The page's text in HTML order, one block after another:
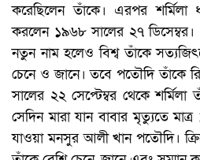
করেছিলেন তাঁকে। এরপর শর্মিলা
করলেন ১৯৬৮ সালের ২৭
নতুন নাম হলেও বিশ্ব তাঁকে
চেনে ও জানে। তবে পতৌদি তাঁকে
সালের ২২ সেপ্টেম্বর থেকে
সেদিন মারা যান বাবার মৃত্যুতে
যাওয়া মনসুর আলী খান পতৌদি।